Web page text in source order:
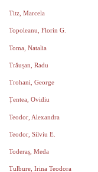
Titz, Marcela
Topoleanu, Florin G.
Toma, Natalia
Trăușan, Radu
Trohani, George
Țentea, Ovidiu
Teodor, Alexandra
Teodor, Silviu E.
Toderaș, Meda
Tulbure, Irina Teodora